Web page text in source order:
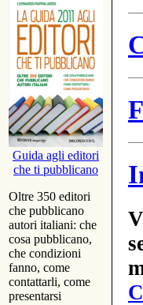
Guida agli editori
che ti pubblicano
Oltre 350 editori
che pubblicano
autori italiani: che
cosa pubblicano,
che condizioni
fanno, come
contattarli, come
presentarsi